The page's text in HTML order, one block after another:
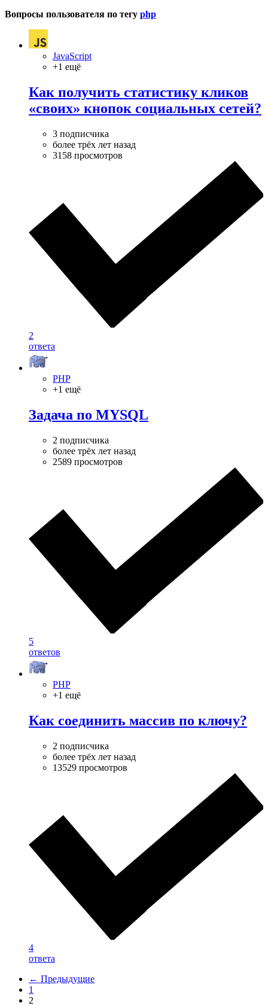
Вопросы пользователя по тегу php
JavaScript
+1 ещё
Как получить статистику кликов
«своих» кнопок социальных сетей?
3 подписчика
более трёх лет назад
3158 просмотров
2
ответа
PHP
+1 ещё
Задача по MYSQL
2 подписчика
более трёх лет назад
2589 просмотров
5
ответов
PHP
+1 ещё
Как соединить массив по ключу?
2 подписчика
более трёх лет назад
13529 просмотров
4
ответа
← Предыдущие
1
2